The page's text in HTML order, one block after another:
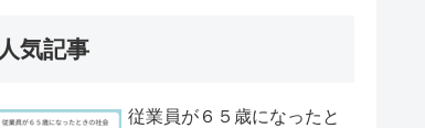
人気記事
従業員が６５歳になったと